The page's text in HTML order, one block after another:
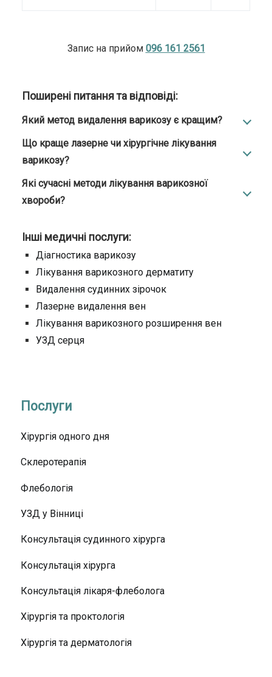
Запис на прийом 096 161 2561
Поширені питання та відповіді:
Який метод видалення варикозу є кращим?
Що краще лазерне чи хірургічне лікування
варикозу?
Які сучасні методи лікування варикозної
хвороби?
Інші медичні послуги:
Діагностика варикозу
Лікування варикозного дерматиту
Видалення судинних зірочок
Лазерне видалення вен
Лікування варикозного розширення вен
УЗД серця
Послуги
Хірургія одного дня
Склеротерапія
Флебологія
УЗД у Вінниці
Консультація судинного хірурга
Консультація хірурга
Консультація лікаря-флеболога
Хірургія та проктологія
Хірургія та дерматологія